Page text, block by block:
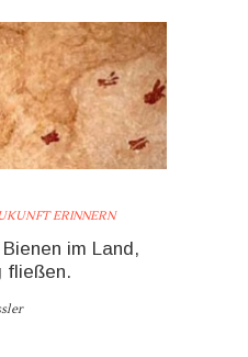
ERINNERN
im Land,
fließen.